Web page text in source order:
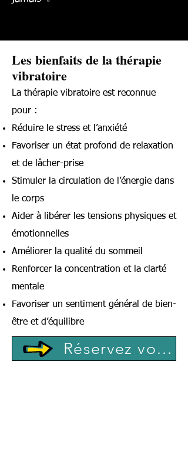
Les bienfaits de la thérapie
vibratoire
La thérapie vibratoire est reconnue
pour :
Réduire le stress et l’anxiété
Favoriser un état profond de relaxation
et de lâcher-prise
Stimuler la circulation de l’énergie dans
le corps
Aider à libérer les tensions physiques et
émotionnelles
Améliorer la qualité du sommeil
Renforcer la concentration et la clarté
mentale
Favoriser un sentiment général de bien-
être et d’équilibre
Réservez votre rendez-vous ici !